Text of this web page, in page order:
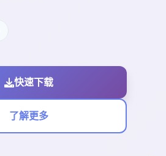
快速下载
了解更多